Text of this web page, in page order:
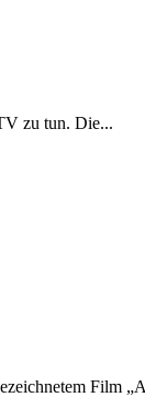
zu tun. Die...
Film